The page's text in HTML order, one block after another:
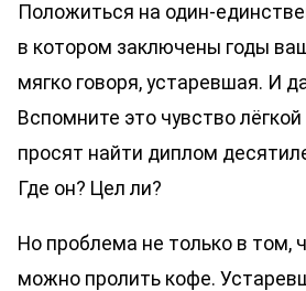
Положиться на один-
в котором заключены годы
мягко говоря, устаревшая. И
Вспомните это чувство
просят найти диплом
Где он? Цел ли?
Но проблема не только в том,
можно пролить кофе.